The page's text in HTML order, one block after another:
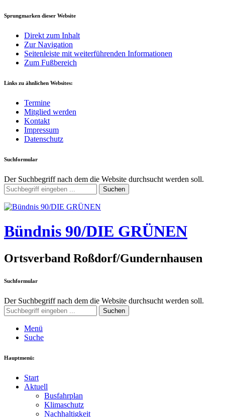
Sprungmarken dieser Website
Direkt zum Inhalt
Zur Navigation
Seitenleiste mit weiterführenden Informationen
Zum Fußbereich
Links zu ähnlichen Websites:
Termine
Mitglied werden
Kontakt
Impressum
Datenschutz
Suchformular
Der Suchbegriff nach dem die Website durchsucht werden soll.
Suchen
Bündnis 90/DIE GRÜNEN
Ortsverband Roßdorf/Gundernhausen
Suchformular
Der Suchbegriff nach dem die Website durchsucht werden soll.
Suchen
Menü
Suche
Hauptmenü:
Start
Aktuell
Busfahrplan
Klimaschutz
Nachhaltigkeit